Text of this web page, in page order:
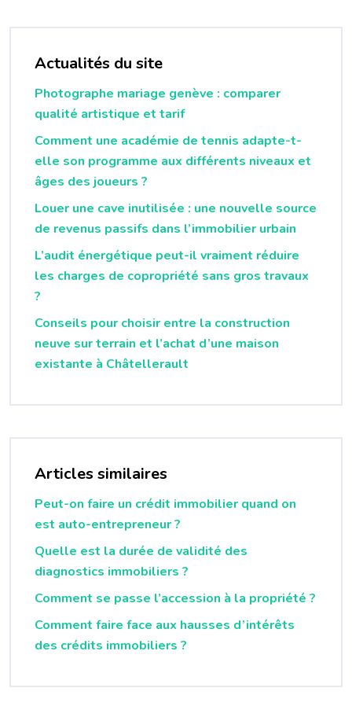
Actualités du site
Photographe mariage genève : comparer
qualité artistique et tarif
Comment une académie de tennis adapte-t-
elle son programme aux différents niveaux et
âges des joueurs ?
Louer une cave inutilisée : une nouvelle source
de revenus passifs dans l’immobilier urbain
L’audit énergétique peut-il vraiment réduire
les charges de copropriété sans gros travaux
?
Conseils pour choisir entre la construction
neuve sur terrain et l’achat d’une maison
existante à Châtellerault
Articles similaires
Peut-on faire un crédit immobilier quand on
est auto-entrepreneur ?
Quelle est la durée de validité des
diagnostics immobiliers ?
Comment se passe l’accession à la propriété ?
Comment faire face aux hausses d’intérêts
des crédits immobiliers ?